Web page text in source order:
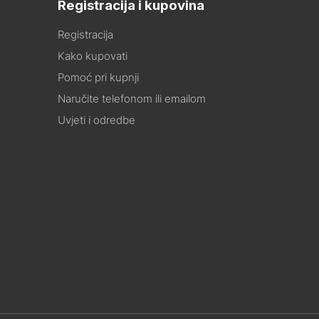
Registracija i kupovina
Registracija
Kako kupovati
Pomoć pri kupnji
Naručite telefonom ili emailom
Uvjeti i odredbe